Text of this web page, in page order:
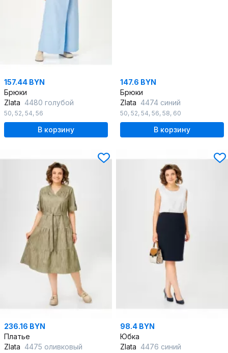
157.44 BYN
Брюки
Zlata 4480 голубой
50, 52, 54, 56
В корзину
147.6 BYN
Брюки
Zlata 4474 синий
50, 52, 54, 56, 58, 60
В корзину
236.16 BYN
Платье
Zlata 4475 оливковый
98.4 BYN
Юбка
Zlata 4476 синий